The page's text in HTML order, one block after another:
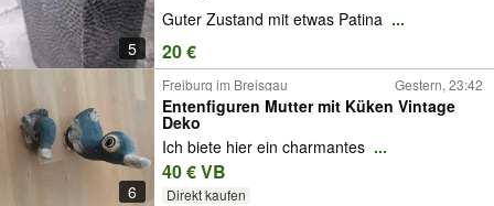
5
Guter Zustand mit etwas Patina ...
20 €
6
Freiburg im Breisgau Gestern, 23:42
Entenfiguren Mutter mit Küken Vintage
Deko
Ich biete hier ein charmantes ...
40 € VB
Direkt kaufen